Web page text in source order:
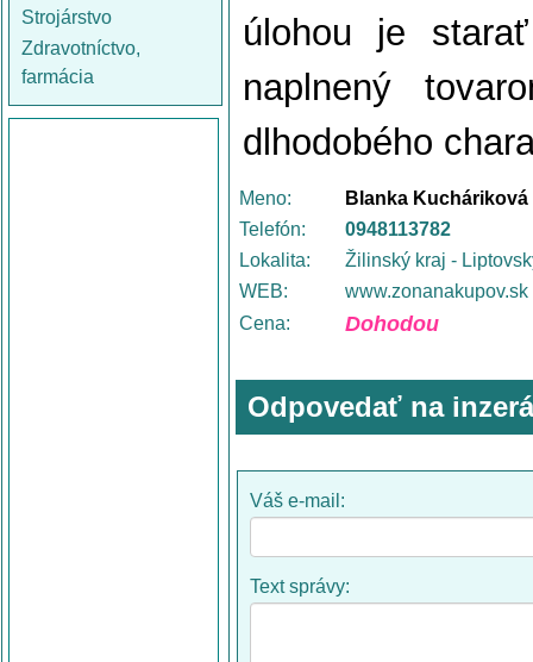
Strojárstvo
Zdravotníctvo,
farmácia
úlohou je
naplnený
dlhodobého
Meno:
Blanka Kucháriková
Telefón:
0948113782
Lokalita:
Žilinský kraj -
WEB:
www.zonanakupov.sk
Cena:
Dohodou
Odpovedať na
Váš e-mail:
Text správy: